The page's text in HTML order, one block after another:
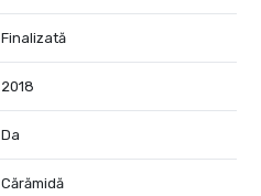
Finalizată
2018
Da
Cărămidă